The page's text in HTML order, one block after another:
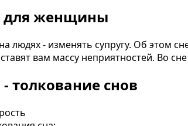
для женщины
людях - изменять супругу. Об этом
вам массу неприятностей. Во
толкование снов